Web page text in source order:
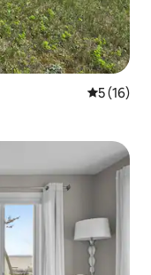
平均评分
5 (16)